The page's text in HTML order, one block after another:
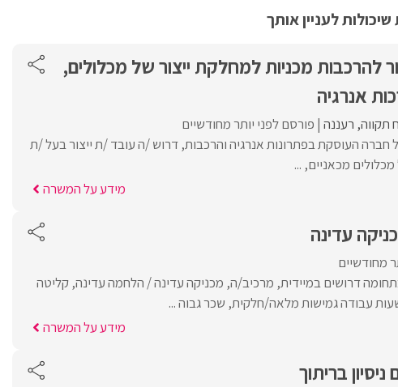
לעניין אותך
להרכבות מכניות למחלקת ייצור של מכלולים,
אנרגיה
תקווה רעננה פורסם לפני יותר מחודשיים
חברה העוסקת בפתרונות אנרגיה והרכבות, דרוש /ה עובד /ת ייצור בעל /ת
מכאניים, ...
מידע על המשרה
עדינה
מחודשיים
דרושים במיידית, מרכיב/ה, מכניקה עדינה / הלחמה עדינה, קליטה
עבודה גמישות מלאה/חלקית, שכר גבוה ...
מידע על המשרה
בריתוך